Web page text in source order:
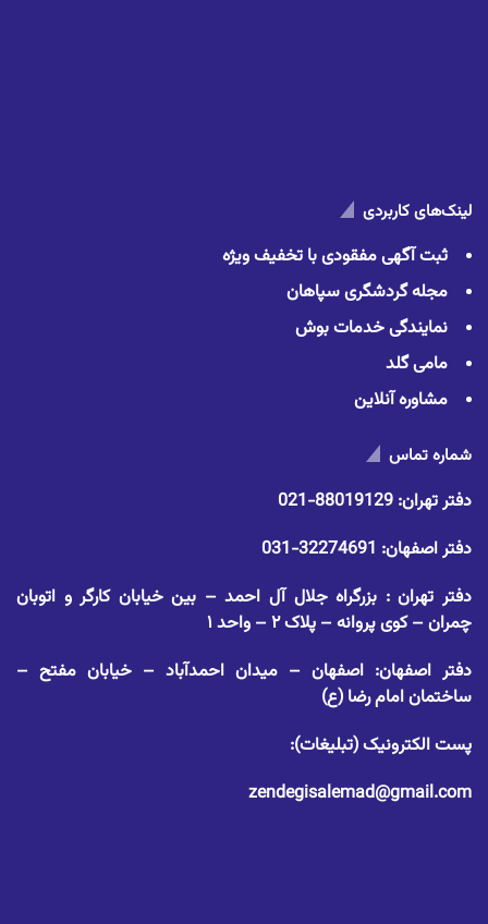
لینک‌های کاربردی
ثبت آگهی مفقودی با تخفیف ویژه
مجله گردشگری سپاهان
نمایندگی خدمات بوش
مامی گلد
مشاوره آنلاین
شماره تماس
دفتر تهران: 88019129-021
دفتر اصفهان: 32274691-031
دفتر تهران : بزرگراه جلال آل احمد – بین خیابان کارگر و اتوبان
چمران – کوی پروانه – پلاک ۲ – واحد ۱
دفتر اصفهان: اصفهان – میدان احمدآباد – خیابان مفتح –
ساختمان امام رضا (ع)
پست الکترونیک (تبلیغات):
zendegisalemad@gmail.com